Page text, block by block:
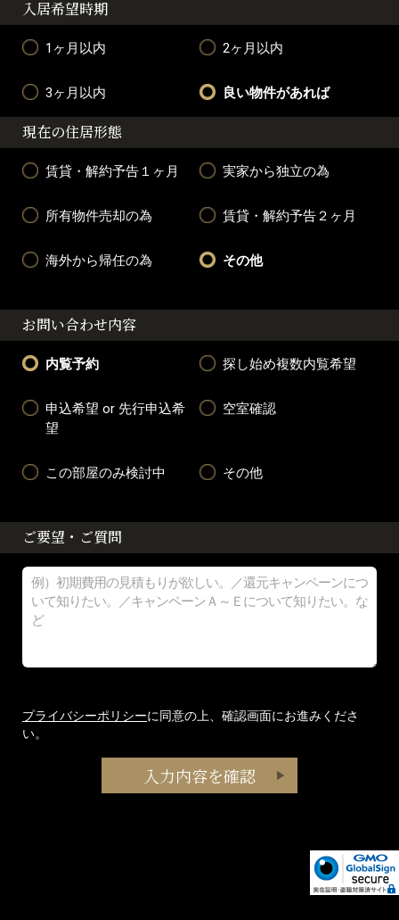
入居希望時期
1ヶ月以内 2ヶ月以内
3ヶ月以内 良い物件があれば
現在の住居形態
賃貸・解約予告１ヶ月 実家から独立の為
所有物件売却の為 賃貸・解約予告２ヶ月
海外から帰任の為 その他
お問い合わせ内容
内覧予約 探し始め複数内覧希望
申込希望 or 先行申込希
望
空室確認
この部屋のみ検討中 その他
ご要望・ご質問
プライバシーポリシーに同意の上、確認画面にお進みくださ
い。